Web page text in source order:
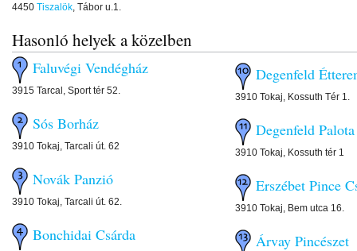
4450 Tiszalök, Tábor u.1.
Hasonló helyek a közelben
Faluvégi Vendégház
3915 Tarcal, Sport tér 52.
Sós Borház
3910 Tokaj, Tarcali út. 62
Novák Panzió
3910 Tokaj, Tarcali út. 62.
Bonchidai Csárda
Degenfeld
3910 Tokaj, Kossuth Tér 1.
Degenfeld
3910 Tokaj, Kossuth tér 1
Erszébet Pince
3910 Tokaj, Bem utca 16.
Árvay Pincészet